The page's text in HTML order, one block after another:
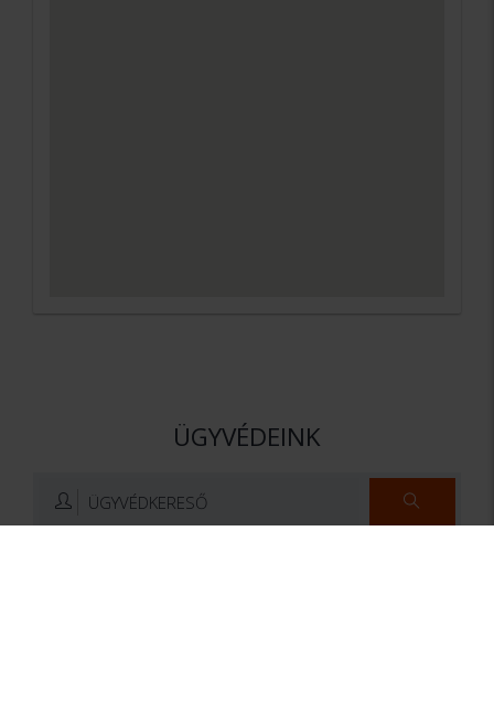
ÜGYVÉDEINK
ÜGYVÉDKERESŐ